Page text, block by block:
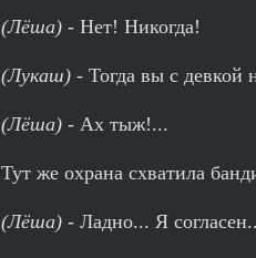
(Лёша) - Нет! Никогда!
(Лукаш) - Тогда вы с девкой
(Лёша) - Ах тыж!...
Тут же охрана схватила
(Лёша) - Ладно... Я